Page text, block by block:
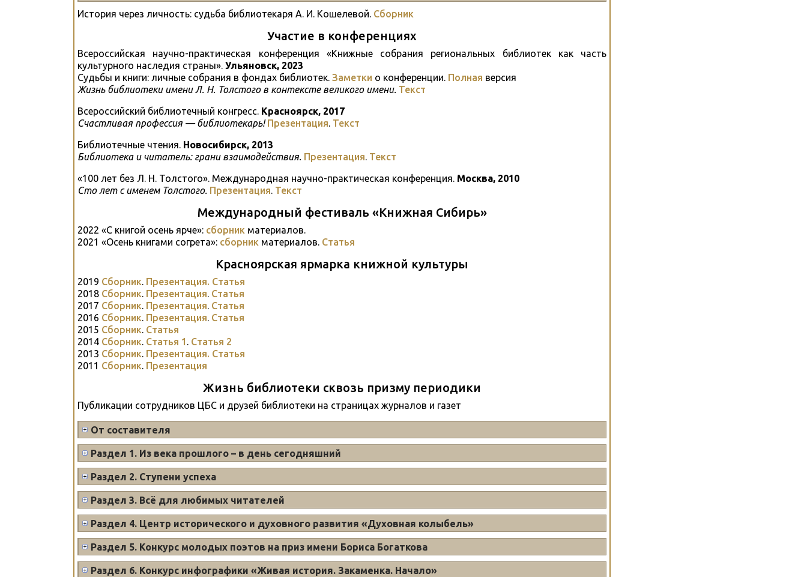
История через личность: судьба библиотекаря А. И. Кошелевой. Сборник
Участие в конференциях
Всероссийская научно-практическая конференция «Книжные собрания региональных библиотек как часть
культурного наследия страны». Ульяновск, 2023
Судьбы и книги: личные собрания в фондах библиотек. Заметки о конференции. Полная версия
Жизнь библиотеки имени Л. Н. Толстого в контексте великого имени. Текст
Всероссийский библиотечный конгресс. Красноярск, 2017
Счастливая профессия — библиотекарь! Презентация. Текст
Библиотечные чтения. Новосибирск, 2013
Библиотека и читатель: грани взаимодействия. Презентация. Текст
«100 лет без Л. Н. Толстого». Международная научно-практическая конференция. Москва, 2010
Сто лет с именем Толстого. Презентация. Текст
Международный фестиваль «Книжная Сибирь»
2022 «С книгой осень ярче»: сборник материалов.
2021 «Осень книгами согрета»: сборник материалов. Статья
Красноярская ярмарка книжной культуры
2019 Сборник. Презентация. Статья
2018 Сборник. Презентация. Статья
2017 Сборник. Презентация. Статья
2016 Сборник. Презентация. Статья
2015 Сборник. Статья
2014 Сборник. Статья 1 . Статья 2
2013 Сборник. Презентация. Статья
2011 Сборник. Презентация
Жизнь библиотеки сквозь призму периодики
Публикации сотрудников ЦБС и друзей библиотеки на страницах журналов и газет
От составителя
Раздел 1. Из века прошлого – в день сегодняшний
Раздел 2. Ступени успеха
Раздел 3. Всё для любимых читателей
Раздел 4. Центр исторического и духовного развития «Духовная колыбель»
Раздел 5. Конкурс молодых поэтов на приз имени Бориса Богаткова
Раздел 6. Конкурс инфографики «Живая история. Закаменка. Начало»